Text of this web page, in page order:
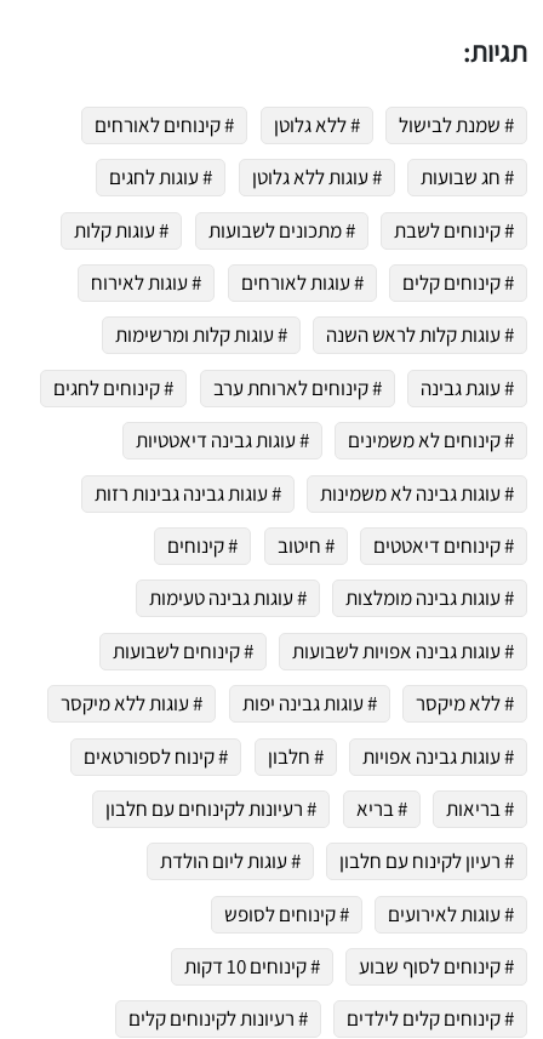
תגיות:
# שמנת לבישול # ללא גלוטן
# קינוחים לאורחים
# חג שבועות
# עוגות ללא גלוטן
# עוגות לחגים
# קינוחים לשבת
# מתכונים לשבועות
# עוגות קלות
# קינוחים קלים
# עוגות לאורחים
# עוגות לאירוח
# עוגות קלות לראש השנה
# עוגות קלות ומרשימות
# עוגת גבינה
# קינוחים לארוחת ערב
# קינוחים לחגים
# קינוחים לא משמינים
# עוגות גבינה דיאטטיות
# עוגות גבינה לא משמינות
# עוגות גבינה גבינות רזות
# קינוחים דיאטטים
# חיטוב
# קינוחים
# עוגות גבינה מומלצות
# עוגות גבינה טעימות
# עוגות גבינה אפויות לשבועות
# קינוחים לשבועות
# ללא מיקסר
# עוגות גבינה יפות
# עוגות ללא מיקסר
# עוגות גבינה אפויות
# חלבון
# קינוח לספורטאים
# בריאות
# בריא
# רעיונות לקינוחים עם חלבון
# רעיון לקינוח עם חלבון
# עוגות ליום הולדת
# עוגות לאירועים
# קינוחים לסופש
# קינוחים לסוף שבוע
# קינוחים 10 דקות
# קינוחים קלים לילדים
# רעיונות לקינוחים קלים